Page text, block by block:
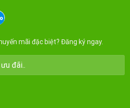
mãi đặc biệt? Đăng ký ngay.